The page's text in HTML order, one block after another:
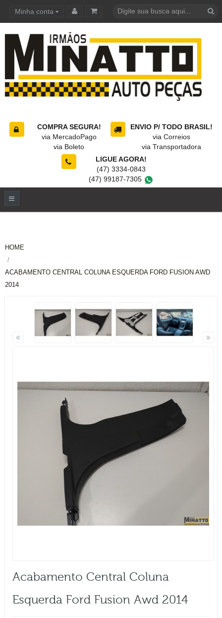
Minha conta
COMPRA SEGURA!
via MercadoPago
via Boleto
ENVIO P/ TODO BRASIL!
via Correios
via Transportadora
LIGUE AGORA!
(47) 3334-0843
(47) 99187-7305
HOME
ACABAMENTO CENTRAL COLUNA ESQUERDA FORD FUSION AWD
2014
Acabamento Central Coluna
Esquerda Ford Fusion Awd 2014